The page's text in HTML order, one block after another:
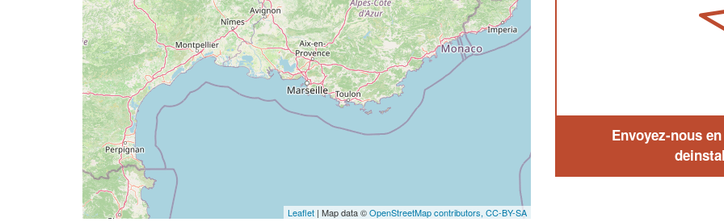
Leaflet | Map data ©OpenStreetMap contributors, CC-BY-SA
Envoyez-nous